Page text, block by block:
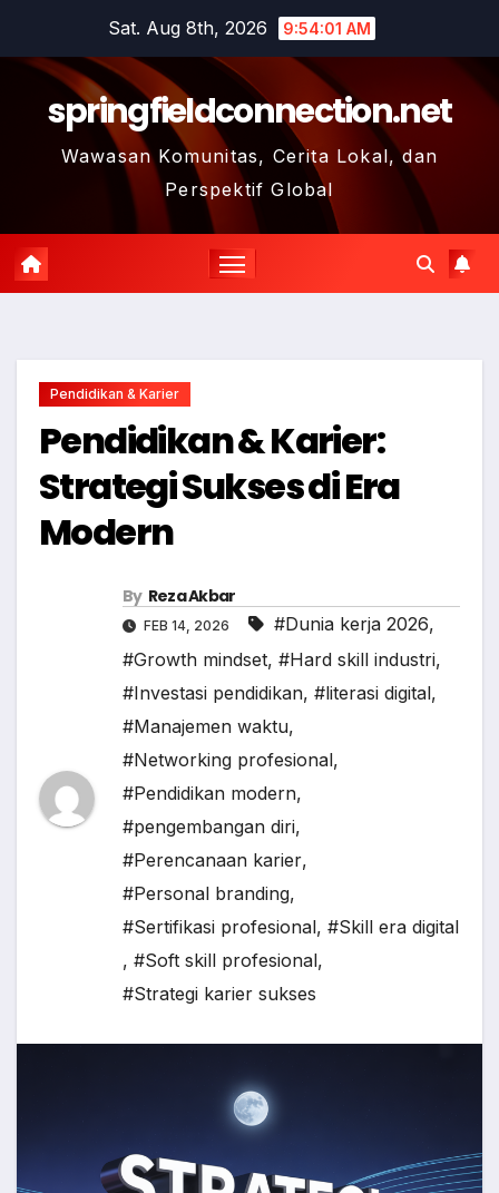
content
Sat. Aug 8th, 2026 9:54:02 AM
springfieldconnection.net
Wawasan Komunitas, Cerita Lokal, dan
Perspektif Global
Pendidikan & Karier
Pendidikan & Karier:
Strategi Sukses di Era
Modern
By Reza Akbar
FEB 14, 2026 #Dunia kerja 2026,
#Growth mindset, #Hard skill industri,
#Investasi pendidikan, #literasi digital,
#Manajemen waktu,
#Networking profesional,
#Pendidikan modern,
#pengembangan diri,
#Perencanaan karier,
#Personal branding,
#Sertifikasi profesional, #Skill era digital
, #Soft skill profesional,
#Strategi karier sukses